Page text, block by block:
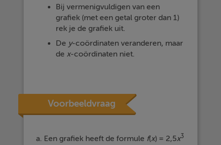
Bij vermenigvuldigen van een
grafiek (met een getal groter dan 1)
rek je de grafiek uit.
De y-coördinaten veranderen, maar
de x-coördinaten niet.
Voorbeeldvraag
a. Een grafiek heeft de formule f(x) = 2,5x3